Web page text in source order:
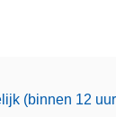
(binnen 12